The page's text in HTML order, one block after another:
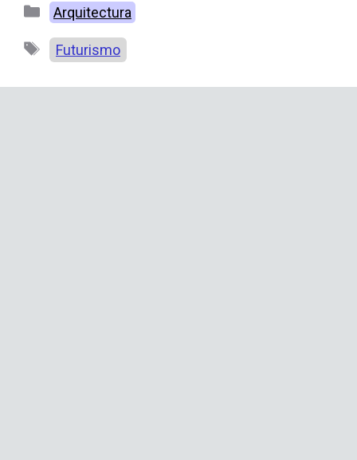
Categorías
Arquitectura
Etiquetas
Futurismo